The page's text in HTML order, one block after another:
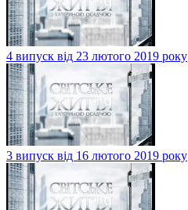
4 випуск від 23 лютого 2019 року
3 випуск від 16 лютого 2019 року